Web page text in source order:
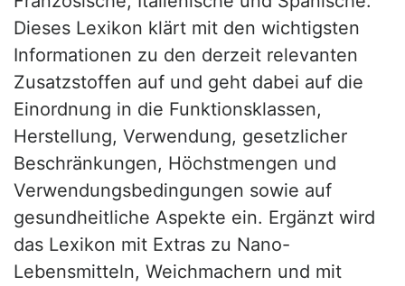
Dieses Lexikon klärt mit den wichtigsten
Informationen zu den derzeit relevanten
Zusatzstoffen auf und geht dabei auf die
Einordnung in die Funktionsklassen,
Herstellung, Verwendung, gesetzlicher
Beschränkungen, Höchstmengen und
Verwendungsbedingungen sowie auf
gesundheitliche Aspekte ein. Ergänzt wird
das Lexikon mit Extras zu Nano-
Lebensmitteln, Weichmachern und mit